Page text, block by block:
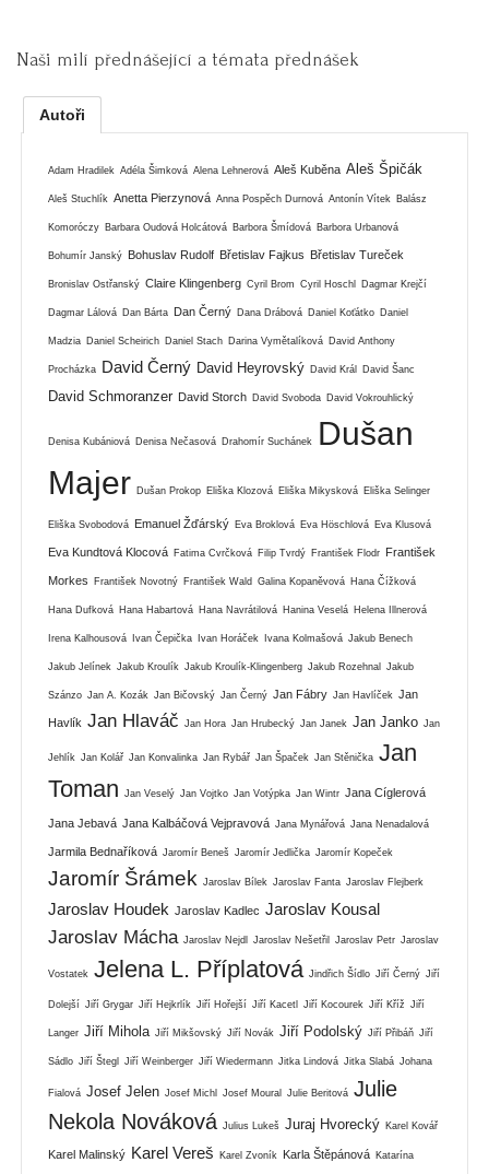
Naši milí přednášející a témata přednášek
Autoři
Adam Hradilek Adéla Šimková Alena Lehnerová Aleš Kuběna Aleš Špičák
Aleš Stuchlík Anetta Pierzynová Anna Pospěch Durnová Antonín Vítek Balász
Komoróczy Barbara Oudová Holcátová Barbora Šmídová Barbora Urbanová
Bohumír Janský Bohuslav Rudolf Břetislav Fajkus Břetislav Tureček
Bronislav Ostřanský Claire Klingenberg Cyril Brom Cyril Hoschl Dagmar Krejčí
Dagmar Lálová Dan Bárta Dan Černý Dana Drábová Daniel Koťátko Daniel
Madzia Daniel Scheirich Daniel Stach Darina Vymětalíková David Anthony
Procházka David Černý David Heyrovský David Král David Šanc
David Schmoranzer David Storch David Svoboda David Vokrouhlický
Denisa Kubániová Denisa Nečasová Drahomír Suchánek
Dušan
Majer Dušan Prokop Eliška Klozová Eliška Mikysková Eliška Selinger
Eliška Svobodová Emanuel Žďárský Eva Broklová Eva Höschlová Eva Klusová
Eva Kundtová Klocová Fatima Cvrčková Filip Tvrdý František Flodr František
Morkes František Novotný František Wald Galina Kopaněvová Hana Čížková
Hana Dufková Hana Habartová Hana Navrátilová Hanina Veselá Helena Illnerová
Irena Kalhousová Ivan Čepička Ivan Horáček Ivana Kolmašová Jakub Benech
Jakub Jelínek Jakub Kroulík Jakub Kroulík-Klingenberg Jakub Rozehnal Jakub
Szánzo Jan A. Kozák Jan Bičovský Jan Černý Jan Fábry Jan Havlíček Jan
Havlík Jan Hlaváč Jan Hora Jan Hrubecký Jan Janek Jan Janko Jan
Jehlík Jan Kolář Jan Konvalinka Jan Rybář Jan Špaček Jan Stěnička Jan
Toman
Jan Veselý Jan Vojtko Jan Votýpka Jan Wintr Jana Cíglerová
Jana Jebavá Jana Kalbáčová Vejpravová Jana Mynářová Jana Nenadalová
Jarmila Bednaříková Jaromír Beneš Jaromír Jedlička Jaromír Kopeček
Jaromír Šrámek Jaroslav Bílek Jaroslav Fanta Jaroslav Flejberk
Jaroslav Houdek Jaroslav Kadlec Jaroslav Kousal
Jaroslav Mácha Jaroslav Nejdl Jaroslav Nešetřil Jaroslav Petr Jaroslav
Vostatek Jelena L. Příplatová Jindřich Šídlo Jiří Černý Jiří
Dolejší Jiří Grygar Jiří Hejkrlík Jiří Hořejší Jiří Kacetl Jiří Kocourek Jiří Kříž Jiří
Langer Jiří Mihola Jiří Mikšovský Jiří Novák Jiří Podolský Jiří Přibáň Jiří
Sádlo Jiří Štegl Jiří Weinberger Jiří Wiedermann Jitka Lindová Jitka Slabá Johana
Fialová Josef Jelen Josef Michl Josef Moural Julie Beritová Julie
Nekola Nováková Julius Lukeš Juraj Hvorecký Karel Kovář
Karel Malinský Karel Vereš Karel Zvoník Karla Štěpánová Katarína